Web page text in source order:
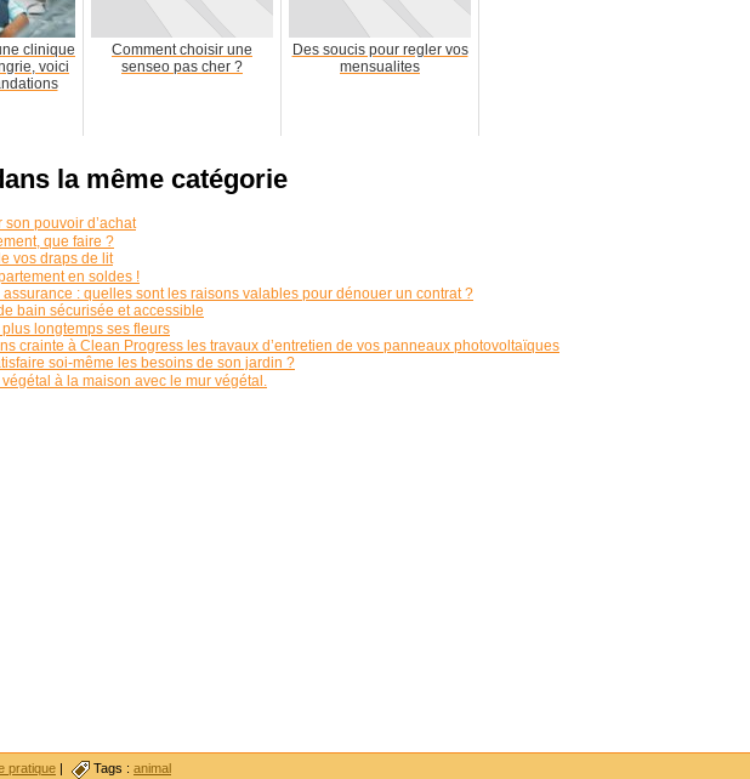
clinique
voici
Comment choisir une
senseo pas cher ?
Des soucis pour regler vos
mensualites
la même catégorie
son pouvoir d’achat
que faire ?
vos draps de lit
en soldes !
assurance : quelles sont les raisons valables pour dénouer un contrat ?
bain sécurisée et accessible
longtemps ses fleurs
crainte à Clean Progress les travaux d’entretien de vos panneaux photovoltaïques
soi-même les besoins de son jardin ?
à la maison avec le mur végétal.
pratique | Tags : animal